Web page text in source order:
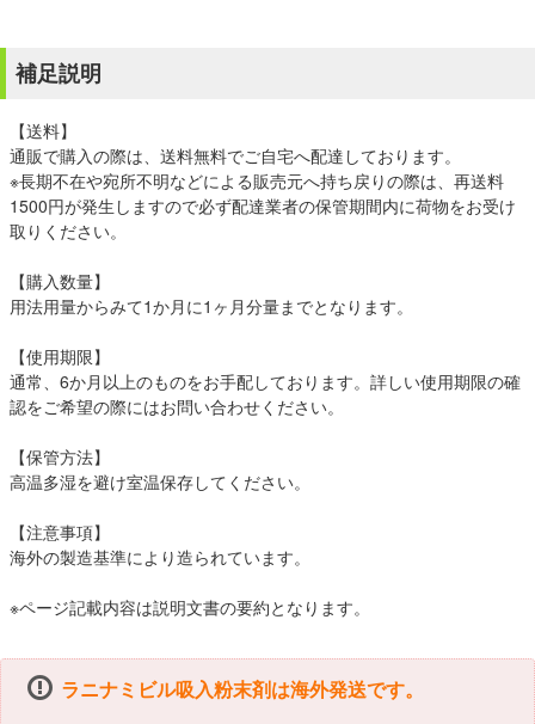
補足説明
【送料】
通販で購入の際は、送料無料でご自宅へ配達しております。
※長期不在や宛所不明などによる販売元へ持ち戻りの際は、再送料
1500円が発生しますので必ず配達業者の保管期間内に荷物をお受け
取りください。
【購入数量】
用法用量からみて1か月に1ヶ月分量までとなります。
【使用期限】
通常、6か月以上のものをお手配しております。詳しい使用期限の確
認をご希望の際にはお問い合わせください。
【保管方法】
高温多湿を避け室温保存してください。
【注意事項】
海外の製造基準により造られています。
※ページ記載内容は説明文書の要約となります。
ラニナミビル吸入粉末剤は海外発送です。